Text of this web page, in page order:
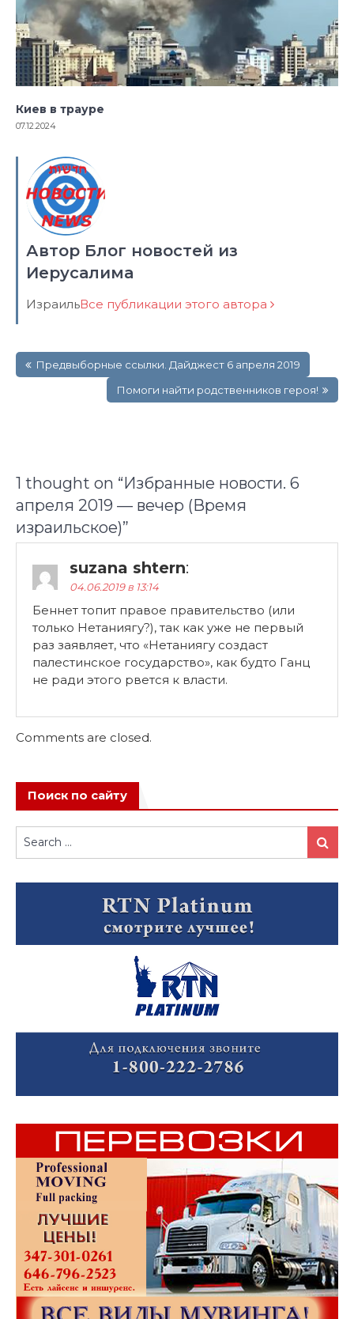
Киев в трауре
07.12.2024
Автор Блог новостей из
Иерусалима
ИзраильВсе публикации этого автора
по Предвыборные ссылки. Дайджест 6 апреля 2019
Помоги найти родственников героя!
1 thought on “Избранные новости. 6
апреля 2019 — вечер (Время
израильское)”
suzana shtern:
04.06.2019 в 13:14
Беннет топит правое правительство (или
только Нетаниягу?), так как уже не первый
раз заявляет, что «Нетаниягу создаст
палестинское государство», как будто Ганц
не ради этого рвется к власти.
Comments are closed.
Поиск по сайту
Search
for:
Search